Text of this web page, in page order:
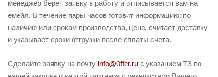
менеджер берет заявку в работу и отписывается вам на
емейл. В течение пары часов готовит информацию: по
наличию или срокам производства, цене, считает доставку
и указывает сроки отгрузки после оплаты счета.
Сделайте заявку на почту info@0ffer.ru с указанием ТЗ по